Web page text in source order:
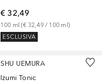
€ 32,49
100 ml (€ 32,49 / 100 ml)
ESCLUSIVA
SHU UEMURA
Izumi Tonic